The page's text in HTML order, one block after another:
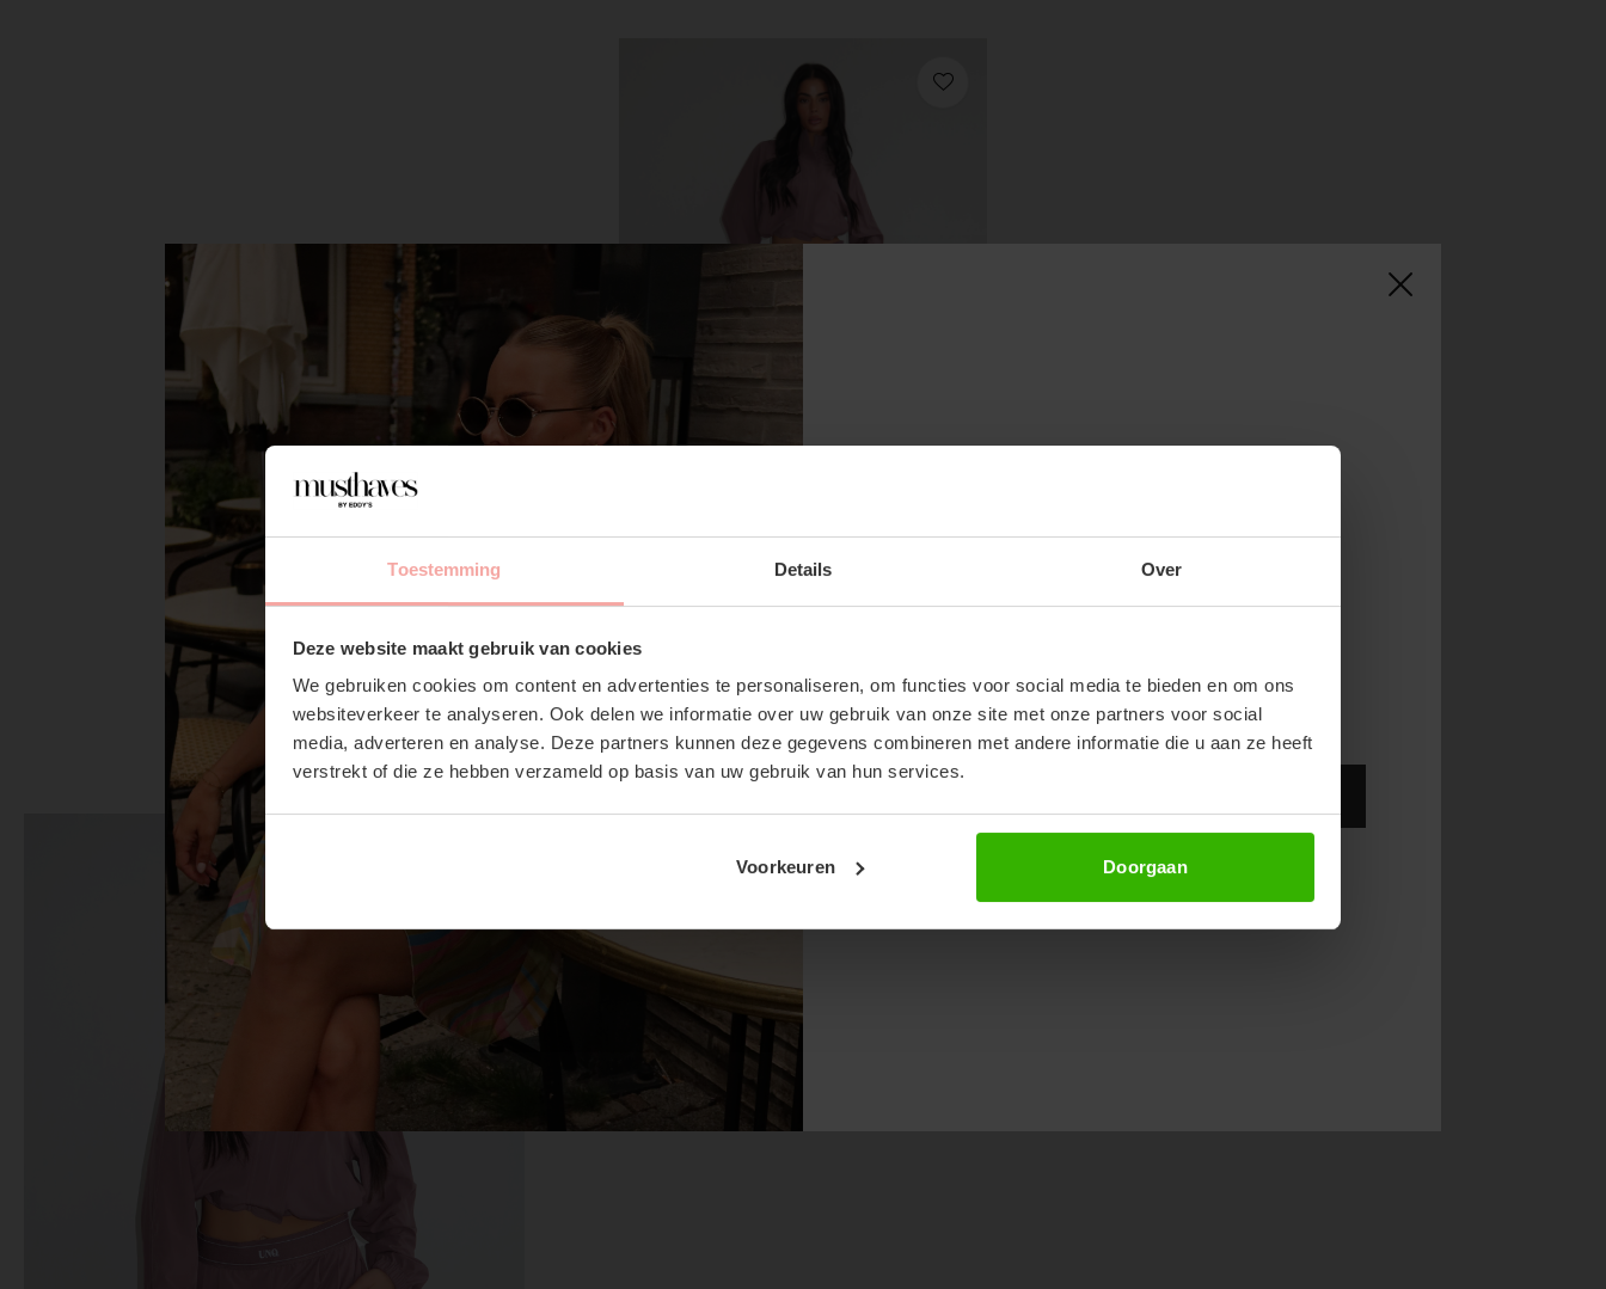
Toestemming Details Over
Deze website maakt gebruik van cookies
We gebruiken cookies om content en advertenties te personaliseren, om functies voor social media te bieden en om ons
websiteverkeer te analyseren. Ook delen we informatie over uw gebruik van onze site met onze partners voor social
media, adverteren en analyse. Deze partners kunnen deze gegevens combineren met andere informatie die u aan ze heeft
verstrekt of die ze hebben verzameld op basis van uw gebruik van hun services.
Voorkeuren Doorgaan
SUBSCRIBE NOW & GET 10%
GIGI PANTS - MUSHROOM
RECENTE ARTIKELEN